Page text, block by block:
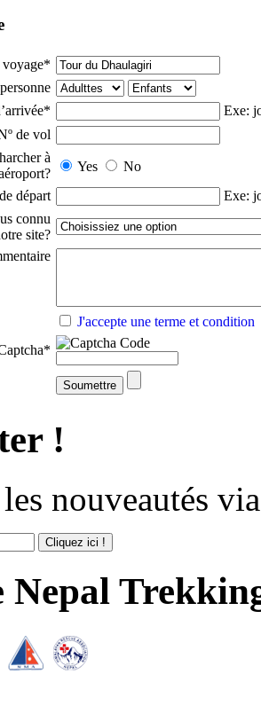
*
*
Exe:
de vol
à
Yes
No
départ
Exe:
connu
site?
J'accepte une terme et condition
*
!
les nouveautés
Nepal